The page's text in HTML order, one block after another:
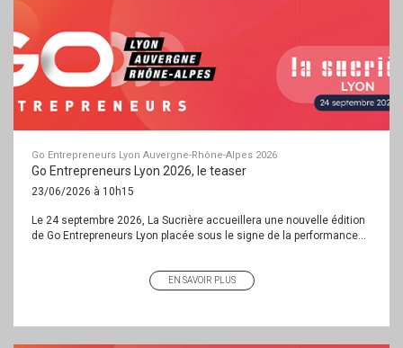
Go Entrepreneurs Lyon Auvergne-Rhône-Alpes 2026
Go Entrepreneurs Lyon 2026, le teaser
23/06/2026 à 10h15
Le 24 septembre 2026, La Sucrière accueillera une nouvelle édition
de Go Entrepreneurs Lyon placée sous le signe de la performance...
EN SAVOIR PLUS